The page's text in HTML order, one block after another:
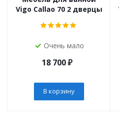
Vigo Callao 70 2 дверцы
Очень мало
18 700₽
В корзину